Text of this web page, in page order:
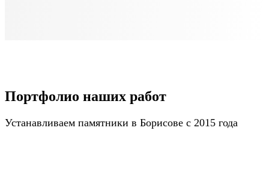
Портфолио наших работ
Устанавливаем памятники в Борисове с 2015 года